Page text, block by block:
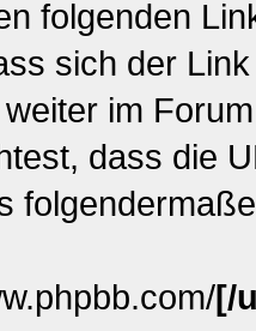
folgenden
sich der
im
dass die
[/